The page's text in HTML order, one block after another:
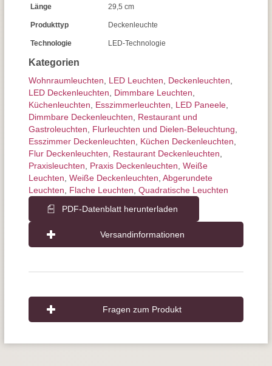
Kategorien
Wohnraum­leuchten LED Leuchten Decken­leuchten
LED Deckenleuchten
Dimmbare Leuchten
Küchenleuchten
Esszimmer­­leuchten LED Paneele
Dimmbare Deckenleuchten
Restaurant und
Gastroleuchten
Flurleuchten und Dielen-Beleuchtung
Esszimmer Deckenleuchten
Küchen Deckenleuchten
Flur Deckenleuchten
Restaurant Deckenleuchten
Praxisleuchten
Praxis Deckenleuchten Weiße
Leuchten Weiße Deckenleuchten Abgerundete
Leuchten
Flache Leuchten Quadratische Leuchten
PDF-Datenblatt herunterladen
Versandinformationen
Länge 29,5 cm
Produkttyp Deckenleuchte
Technologie LED-Technologie
Fragen zum Produkt